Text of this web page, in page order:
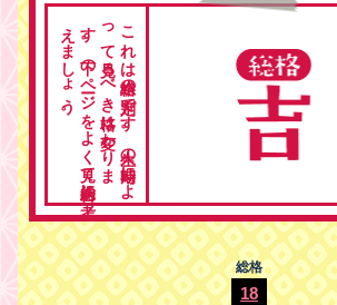
こ
れ
は
総格の
判定で
す
。
人生の
時期に
よ
っ
て
見る
べ
き
格は
変わ
り
ま
す
。
下の
ペ
ージ
を
よ
く
見て
総合的に
考
え
ま
し
ょ
う
。
総格
18